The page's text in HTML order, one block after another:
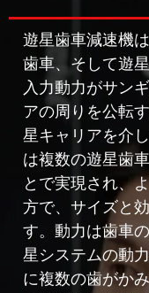
遊星歯車減速機
歯車、そして遊
入力動力がサン
アの周りを公転
星キャリアを介
は複数の遊星歯
とで実現され、
方で、サイズと
す。動力は歯車
星システムの動
に複数の歯がか